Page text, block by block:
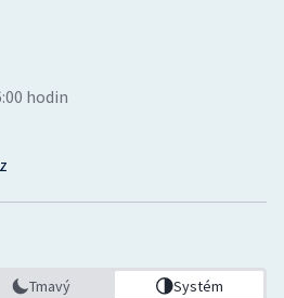
hodin
Tmavý Systém